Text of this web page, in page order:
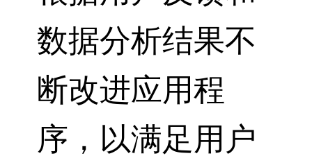
数据分析结果不
断改进应用程
序，以满足用户